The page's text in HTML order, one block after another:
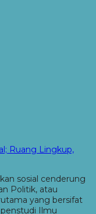
Ruang Lingkup,
sosial cenderung
Politik, atau
yang bersifat
Ilmu